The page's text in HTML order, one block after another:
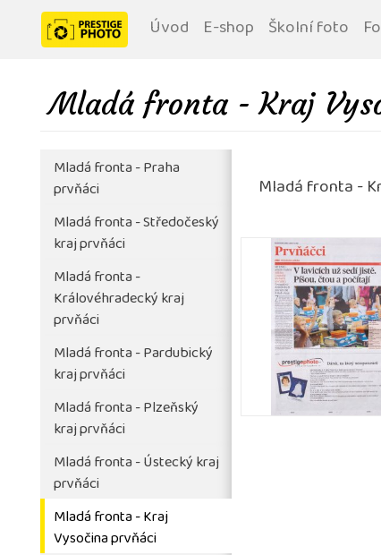
Úvod E-shop Školní foto
Mladá fronta - Kraj
Mladá fronta - Praha
prvňáci
Mladá fronta - Středočeský
kraj prvňáci
Mladá fronta -
Královéhradecký kraj
prvňáci
Mladá fronta - Pardubický
kraj prvňáci
Mladá fronta - Plzeňský
kraj prvňáci
Mladá fronta - Ústecký kraj
prvňáci
Mladá fronta - Kraj
Vysočina prvňáci
Mladá fronta -